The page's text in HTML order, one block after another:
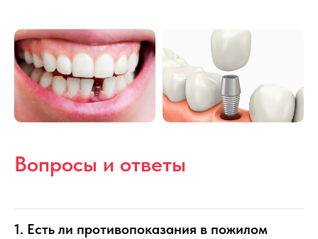
Вопросы и ответы
1. Есть ли противопоказания в пожилом